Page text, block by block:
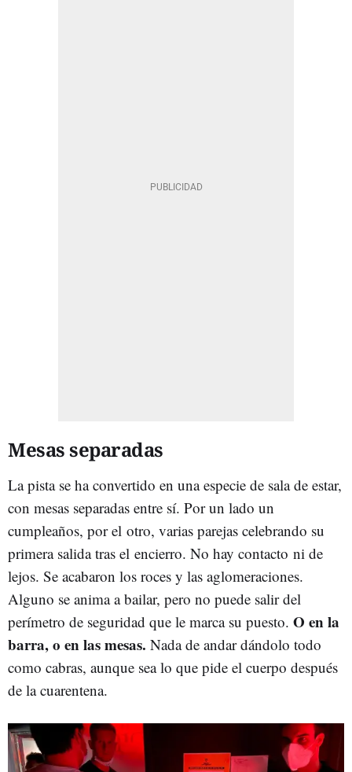
Mesas separadas
La pista se ha convertido en una especie de sala de estar,
con mesas separadas entre sí. Por un lado un
cumpleaños, por el otro, varias parejas celebrando su
primera salida tras el encierro. No hay contacto ni de
lejos. Se acabaron los roces y las aglomeraciones.
Alguno se anima a bailar, pero no puede salir del
perímetro de seguridad que le marca su puesto. O en la
barra, o en las mesas. Nada de andar dándolo todo
como cabras, aunque sea lo que pide el cuerpo después
de la cuarentena.